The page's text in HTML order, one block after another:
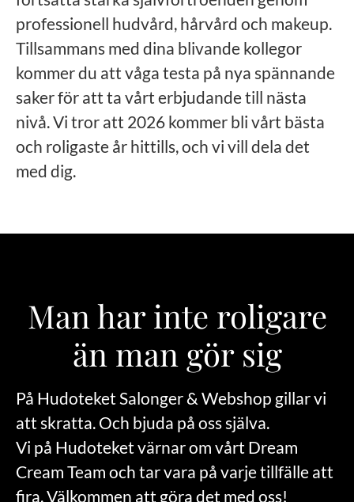
professionell hudvård, hårvård och makeup.
Tillsammans med dina blivande kollegor
kommer du att våga testa på nya spännande
saker för att ta vårt erbjudande till nästa
nivå. Vi tror att 2026 kommer bli vårt bästa
och roligaste år hittills, och vi vill dela det
med dig.
Man har inte roligare
än man gör sig
På Hudoteket Salonger & Webshop gillar vi
att skratta. Och bjuda på oss själva.
Vi på Hudoteket värnar om vårt Dream
Cream Team och tar vara på varje tillfälle att
fira. Välkommen att göra det med oss!